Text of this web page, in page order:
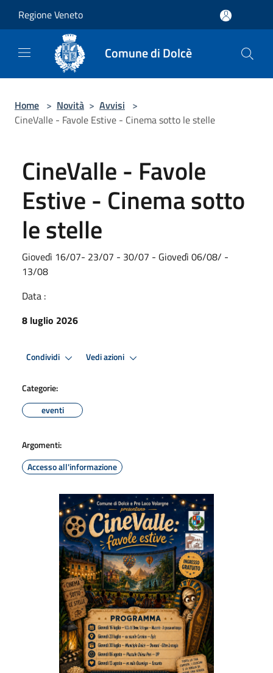
Regione Veneto
Comune di Dolcè
Home > Novità > Avvisi >
CineValle - Favole Estive - Cinema sotto le stelle
CineValle - Favole
Estive - Cinema sotto
le stelle
Giovedì 16/07- 23/07 - 30/07 - Giovedì 06/08/ -
13/08
Data :
8 luglio 2026
Condividi Vedi azioni
Categorie:
eventi
Argomenti:
Accesso all'informazione